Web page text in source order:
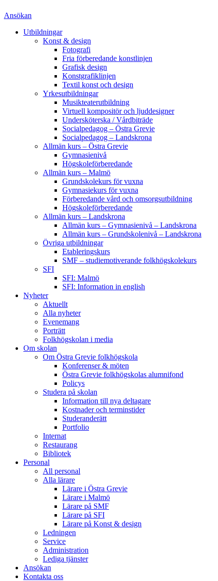
Ansökan
Utbildningar
Konst & design
Fotografi
Fria förberedande konstlinjen
Grafisk design
Konstgrafiklinjen
Textil konst och design
Yrkesutbildningar
Musikteaterutbildning
Virtuell kompositör och ljuddesigner
Undersköterska / Vårdbiträde
Socialpedagog – Östra Grevie
Socialpedagog – Landskrona
Allmän kurs – Östra Grevie
Gymnasienivå
Högskoleförberedande
Allmän kurs – Malmö
Grundskolekurs för vuxna
Gymnasiekurs för vuxna
Förberedande vård och omsorgsutbildning
Högskoleförberedande
Allmän kurs – Landskrona
Allmän kurs – Gymnasienivå – Landskrona
Allmän kurs – Grundskolenivå – Landskrona
Övriga utbildningar
Etableringskurs
SMF – studiemotiverande folkhögskolekurs
SFI
SFI: Malmö
SFI: Information in english
Nyheter
Aktuellt
Alla nyheter
Evenemang
Porträtt
Folkhögskolan i media
Om skolan
Om Östra Grevie folkhögskola
Konferenser & möten
Östra Grevie folkhögskolas alumnifond
Policys
Studera på skolan
Information till nya deltagare
Kostnader och terminstider
Studeranderätt
Portfolio
Internat
Restaurang
Bibliotek
Personal
All personal
Alla lärare
Lärare i Östra Grevie
Lärare i Malmö
Lärare på SMF
Lärare på SFI
Lärare på Konst & design
Ledningen
Service
Administration
Lediga tjänster
Ansökan
Kontakta oss